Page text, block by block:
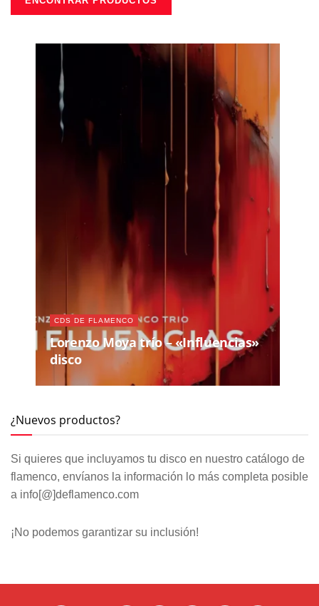
CDS DE FLAMENCO
Lorenzo Moya trío – «Influencias»
disco
¿Nuevos productos?
Si quieres que incluyamos tu disco en nuestro catálogo de
flamenco, envíanos la información lo más completa posible
a info[@]deflamenco.com
¡No podemos garantizar su inclusión!